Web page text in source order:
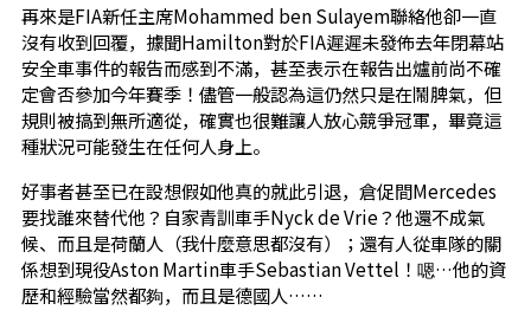
再來是FIA新任主席Mohammed ben Sulayem聯絡他卻一直
沒有收到回覆，據聞Hamilton對於FIA遲遲未發佈去年閉幕站
安全車事件的報告而感到不滿，甚至表示在報告出爐前尚不確
定會否參加今年賽季！儘管一般認為這仍然只是在鬧脾氣，但
規則被搞到無所適從，確實也很難讓人放心競爭冠軍，畢竟這
種狀況可能發生在任何人身上。
好事者甚至已在設想假如他真的就此引退，倉促間Mercedes
要找誰來替代他？自家青訓車手Nyck de Vrie？他還不成氣
候、而且是荷蘭人（我什麼意思都沒有）；還有人從車隊的關
係想到現役Aston Martin車手Sebastian Vettel！嗯…他的資
歷和經驗當然都夠，而且是德國人……